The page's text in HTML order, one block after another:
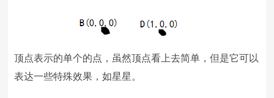
顶点表示的单个的点，虽然顶点看上去简单，但是它可以
表达一些特殊效果，如星星。